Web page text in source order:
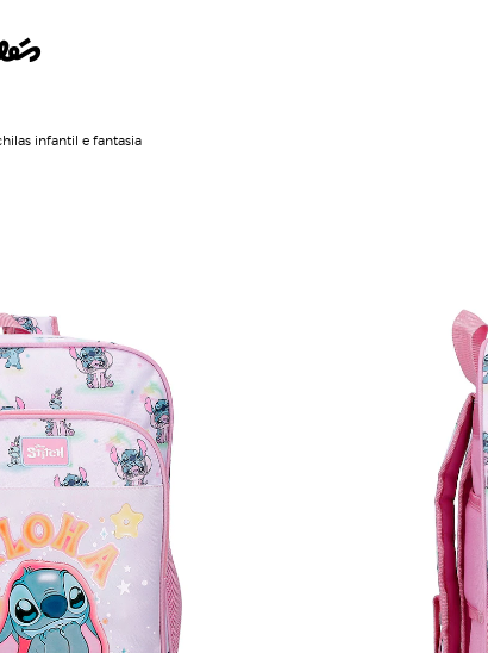
infantil e fantasia